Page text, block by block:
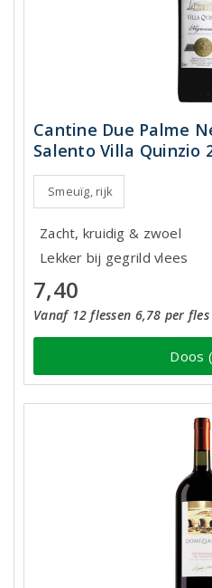
Cantine Due Palme
Salento Villa Quinzio
Smeuïg, rijk
Zacht, kruidig & zwoel
Lekker bij gegrild vlees
7,40
Vanaf 12 flessen 6,78 per fles
Doos